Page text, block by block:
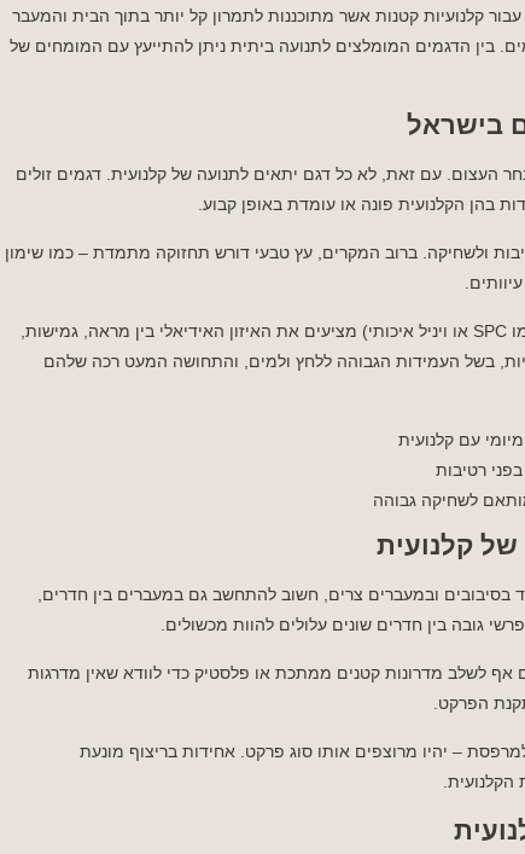
קלנועיות קטנות אשר מתוכננות לתמרון קל יותר בתוך הבית והמעבר
בין הדגמים המומלצים לתנועה ביתית ניתן להתייעץ עם המומחים של
בישראל
העצום. עם זאת, לא כל דגם יתאים לתנועה של קלנועית. דגמים זולים
בהן הקלנועית פונה או עומדת באופן קבוע.
ולשחיקה. ברוב המקרים, עץ טבעי דורש תחזוקה מתמדת – כמו שימון
פרקטים סינתטיים מתקדמים שמבוססים על פולימרים (כמו SPC או ויניל איכותי) מציעים את האיזון האידיאלי בין מראה, גמישות,
בשל העמידות הגבוהה ללחץ ולמים, והתחושה המעט רכה שלהם
רטיבות
של קלנועית
בסיבובים ובמעברים צרים, חשוב להתחשב גם במעברים בין חדרים,
גובה בין חדרים שונים עלולים להוות מכשולים.
אף לשלב מדרונות קטנים ממתכת או פלסטיק כדי לוודא שאין מדרגות
הפרקט.
– יהיו מרוצפים אותו סוג פרקט. אחידות בריצוף מונעת